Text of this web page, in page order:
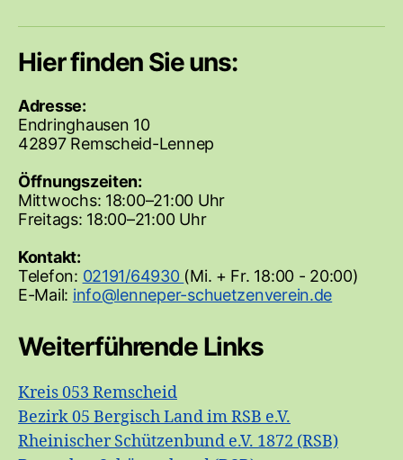
Hier finden Sie uns:
Adresse:
Endringhausen 10
42897 Remscheid-Lennep
Öffnungszeiten:
Mittwochs: 18:00–21:00 Uhr
Freitags: 18:00–21:00 Uhr
Kontakt:
Telefon: 02191/64930 (Mi. + Fr. 18:00 - 20:00)
E-Mail:
Weiterführende Links
Kreis 053 Remscheid
Bezirk 05 Bergisch Land im RSB e.V.
Rheinischer Schützenbund e.V. 1872 (RSB)